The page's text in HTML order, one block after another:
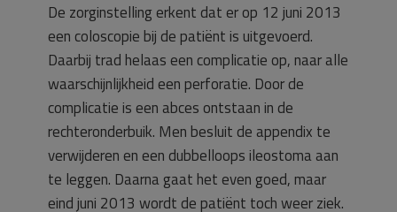
De zorginstelling erkent dat er op 12 juni 2013
een coloscopie bij de patiënt is uitgevoerd.
Daarbij trad helaas een complicatie op, naar alle
waarschijnlijkheid een perforatie. Door de
complicatie is een abces ontstaan in de
rechteronderbuik. Men besluit de appendix te
verwijderen en een dubbelloops ileostoma aan
te leggen. Daarna gaat het even goed, maar
eind juni 2013 wordt de patiënt toch weer ziek.